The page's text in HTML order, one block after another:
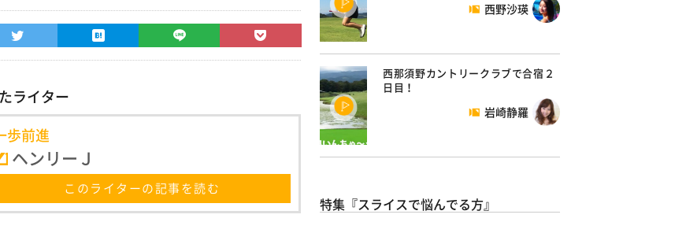
ライター
歩前進
ヘンリーＪ
このライターの記事を読む
西野沙瑛
西那須野カントリークラブで合宿２
日目！
岩崎静羅
特集『スライスで悩んでる方』